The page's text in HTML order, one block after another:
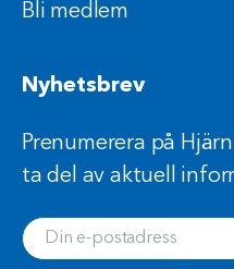
Bli medlem
Nyhetsbrev
Prenumerera på
ta del av aktuell
Din e-postadress